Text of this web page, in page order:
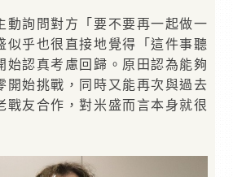
動詢問對方「要不要再一起做一
似乎也很直接地覺得「這件事聽
始認真考慮回歸。原田認為能夠
開始挑戰，同時又能再次與過去
戰友合作，對米盛而言本身就很